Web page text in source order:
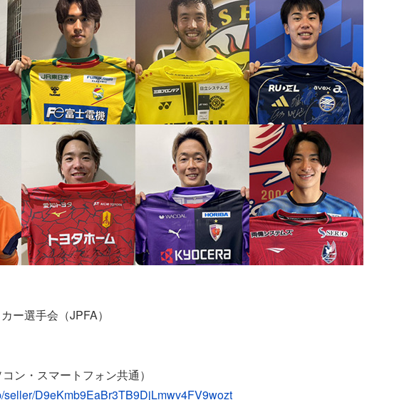
ー選手会（JPFA）
ン・スマートフォン共通）
seller/D9eKmb9EaBr3TB9DjLmwv4FV9wozt